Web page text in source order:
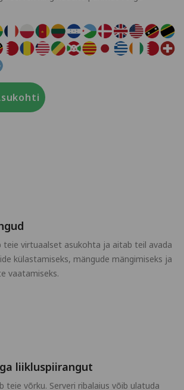
teie virtuaalset asukohta ja aitab teil avada
külastamiseks, mängude mängimiseks ja
vaatamiseks.
liikluspiirangut
teie võrku. Serveri ribalaius võib ulatuda